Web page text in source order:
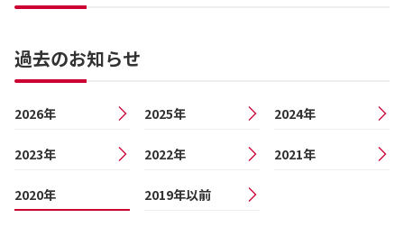
過去のお知らせ
2026年 2025年 2024年
2023年 2022年 2021年
2020年 2019年以前